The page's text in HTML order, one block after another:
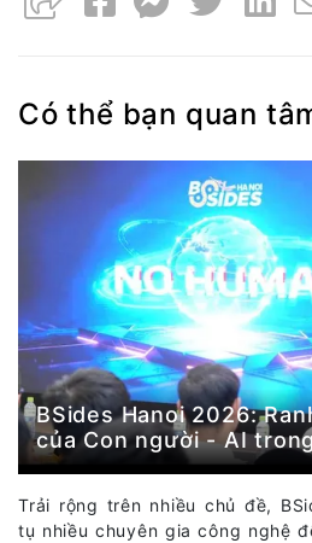
Có thể bạn quan
BSides Hanoi 2026:
của Con người - AI
Trải rộng trên nhiều chủ đề,
tụ nhiều chuyên gia công nghệ